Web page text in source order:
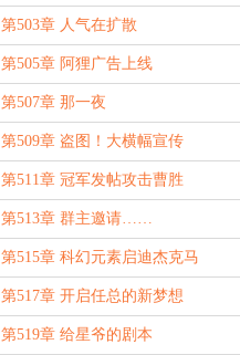
第503章 人气在扩散
第505章 阿狸广告上线
第507章 那一夜
第509章 盗图！大横幅宣传
第511章 冠军发帖攻击曹胜
第513章 群主邀请……
第515章 科幻元素启迪杰克马
第517章 开启任总的新梦想
第519章 给星爷的剧本